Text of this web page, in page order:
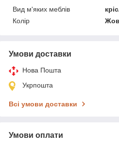
Вид м'яких меблів
Колір
Умови доставки
Нова Пошта
Укрпошта
Всі умови доставки
Умови оплати